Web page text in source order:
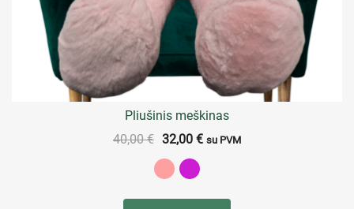
Pliušinis meškinas
40,00€ 32,00 € su PVM